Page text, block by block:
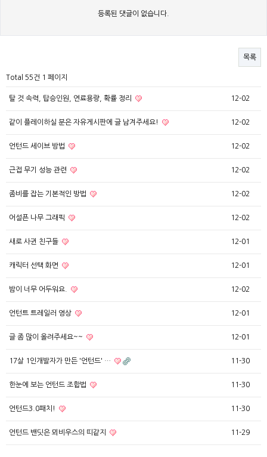
등록된 댓글이 없습니다.
목록
Total 55건 1 페이지
탈 것 속력, 탑승인원, 연료용량, 확률 정리 12-02
같이 플레이하실 분은 자유게시판에 글 남겨주세요! 12-02
언턴드 세이브 방법 12-02
근접 무기 성능 관련 12-02
좀비를 잡는 기본적인 방법 12-02
어설픈 나무 그래픽 12-02
새로 사귄 친구들 12-01
캐릭터 선택 화면 12-01
밤이 너무 어두워요. 12-02
언턴트 트레일러 영상 12-01
글 좀 많이 올려주세요~~ 12-01
17살 1인개발자가 만든 '언턴드' … 11-30
한눈에 보는 언턴드 조합법 11-30
언턴드3.0패치! 11-30
언턴드 밴딧은 뫼비우스의 띠같지 11-29